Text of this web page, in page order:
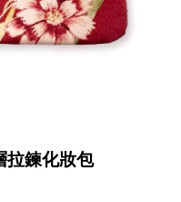
拉鍊化妝包